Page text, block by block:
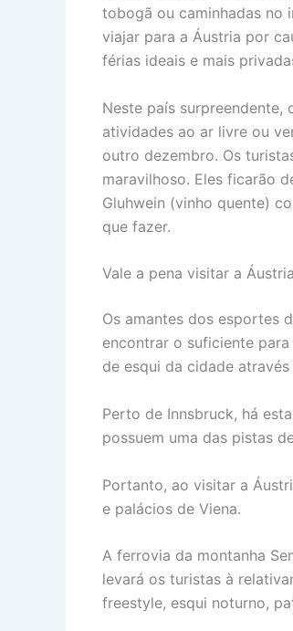
tobogã ou caminhadas no
viajar para a Áustria por
férias ideais e mais
Neste país
atividades ao ar livre ou
outro dezembro. Os
maravilhoso. Eles ficarão
Gluhwein (vinho quente)
que fazer.
Vale a pena visitar a
Os amantes dos esportes
encontrar o suficiente
de esqui da cidade
Perto de Innsbruck, há
possuem uma das pistas
Portanto, ao visitar a
e palácios de Viena.
A ferrovia da montanha
levará os turistas à
freestyle, esqui noturno,